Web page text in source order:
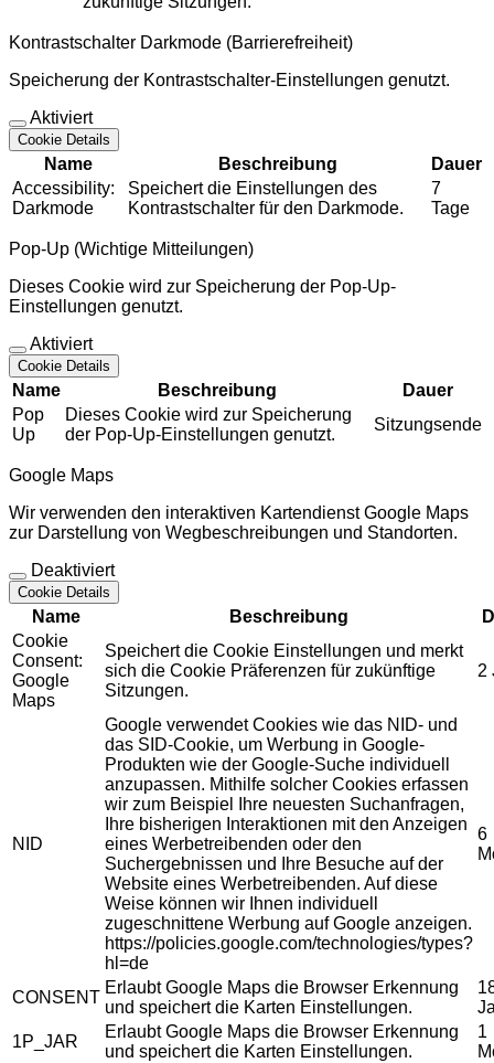
Kontrastschalter Darkmode (Barrierefreiheit)
Speicherung der Kontrastschalter-Einstellungen genutzt.
Aktiviert
Cookie Details
Name Beschreibung
Dauer
Accessibility:
Darkmode
Speichert die Einstellungen des
Kontrastschalter für den Darkmode.
7
Tage
Pop-Up (Wichtige Mitteilungen)
Dieses Cookie wird zur Speicherung der Pop-Up-
Einstellungen genutzt.
Aktiviert
Cookie Details
Name Beschreibung
Dauer
Pop
Up
Dieses Cookie wird zur Speicherung
der Pop-Up-Einstellungen genutzt.
Sitzungsende
Google Maps
Wir verwenden den interaktiven Kartendienst Google Maps
zur Darstellung von Wegbeschreibungen und Standorten.
Deaktiviert
Cookie Details
Name Beschreibung
Cookie
Consent:
Google
Maps
Speichert die Cookie Einstellungen und merkt
sich die Cookie Präferenzen für zukünftige
Sitzungen.
2
NID
Google verwendet Cookies wie das NID- und
das SID-Cookie, um Werbung in Google-
Produkten wie der Google-Suche individuell
anzupassen. Mithilfe solcher Cookies erfassen
wir zum Beispiel Ihre neuesten Suchanfragen,
Ihre bisherigen Interaktionen mit den Anzeigen
eines Werbetreibenden oder den
Suchergebnissen und Ihre Besuche auf der
Website eines Werbetreibenden. Auf diese
Weise können wir Ihnen individuell
zugeschnittene Werbung auf Google anzeigen.
https://policies.google.com/technologies/types?
hl=de
6
CONSENT
Erlaubt Google Maps die Browser Erkennung
und speichert die Karten Einstellungen.
1P_JAR
Erlaubt Google Maps die Browser Erkennung
und speichert die Karten Einstellungen.
1